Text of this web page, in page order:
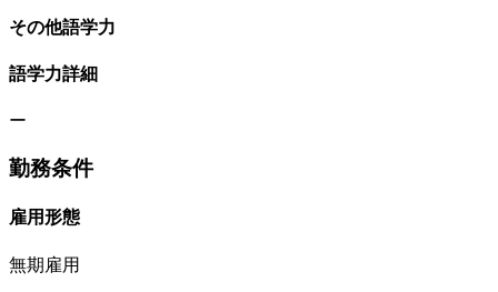
その他語学力
語学力詳細
ー
勤務条件
雇用形態
無期雇用